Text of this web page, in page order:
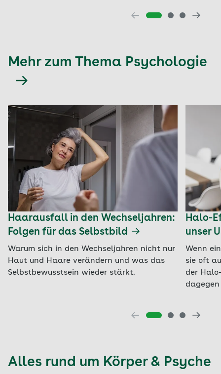
Mehr zum Thema Psychologie
Haarausfall in den Wechseljahren:
Folgen für das Selbstbild
Warum sich in den Wechseljahren nicht nur
Haut und Haare verändern und was das
Selbstbewusstsein wieder stärkt.
Halo-
unser
Wenn
sie oft
der
Alles rund um Körper & Psyche